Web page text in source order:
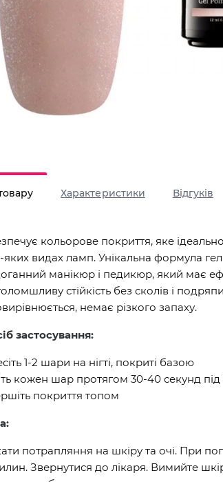
Характеристики Відгуків
кольорове покриття, яке
яких видах ламп. Унікальна формула
манікюр і педикюр, який має
стійкість без сколів і
немає різкого запаху.
застосування:
1-2 шари на нігті, покриті базою
кожен шар протягом 30-40 секунд
покриття топом
потрапляння на шкіру та очі. При
Звернутися до лікаря. Вимийте